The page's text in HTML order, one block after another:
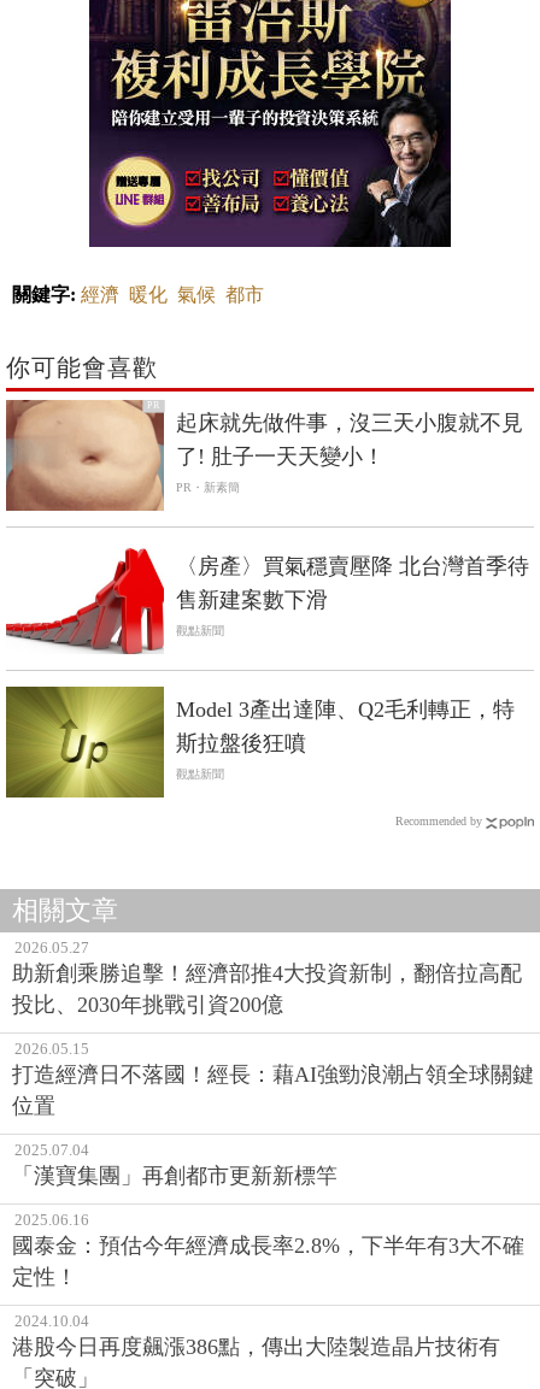
關鍵字: 經濟 暖化 氣候 都市
你可能會喜歡
PR
起床就先做件事，沒三天小腹就不見
了! 肚子一天天變小！
PR・新素簡
〈房產〉買氣穩賣壓降 北台灣首季待
售新建案數下滑
觀點新聞
Model 3產出達陣、Q2毛利轉正，特
斯拉盤後狂噴
觀點新聞
Recommended by
相關文章
2026.05.27
助新創乘勝追擊！經濟部推4大投資新制，翻倍拉高配
投比、2030年挑戰引資200億
2026.05.15
打造經濟日不落國！經長：藉AI強勁浪潮占領全球關鍵
位置
2025.07.04
「漢寶集團」再創都市更新新標竿
2025.06.16
國泰金：預估今年經濟成長率2.8%，下半年有3大不確
定性！
2024.10.04
港股今日再度飆漲386點，傳出大陸製造晶片技術有
「突破」